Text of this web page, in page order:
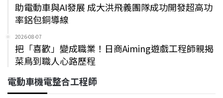
助電動車與AI發展 成大洪飛義團隊成功開發超高功
率鋁包銅導線
2026-08-07
把「喜歡」變成職業！日商Aiming遊戲工程師親揭
菜鳥到職人心路歷程
電動車機電整合工程師